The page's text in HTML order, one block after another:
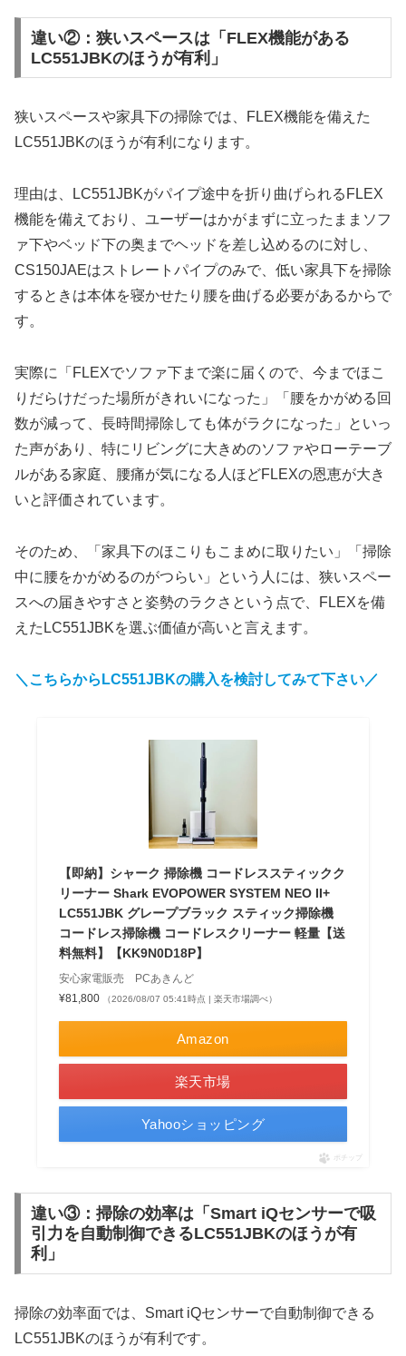
違い②：狭いスペースは「FLEX機能がある
LC551JBKのほうが有利」
狭いスペースや家具下の掃除では、FLEX機能を備えた
LC551JBKのほうが有利になります。
理由は、LC551JBKがパイプ途中を折り曲げられるFLEX
機能を備えており、ユーザーはかがまずに立ったままソフ
ァ下やベッド下の奥までヘッドを差し込めるのに対し、
CS150JAEはストレートパイプのみで、低い家具下を掃除
するときは本体を寝かせたり腰を曲げる必要があるからで
す。
実際に「FLEXでソファ下まで楽に届くので、今までほこ
りだらけだった場所がきれいになった」「腰をかがめる回
数が減って、長時間掃除しても体がラクになった」といっ
た声があり、特にリビングに大きめのソファやローテーブ
ルがある家庭、腰痛が気になる人ほどFLEXの恩恵が大き
いと評価されています。
そのため、「家具下のほこりもこまめに取りたい」「掃除
中に腰をかがめるのがつらい」という人には、狭いスペー
スへの届きやすさと姿勢のラクさという点で、FLEXを備
えたLC551JBKを選ぶ価値が高いと言えます。
＼こちらからLC551JBKの購入を検討してみて下さい／
【即納】シャーク 掃除機 コードレススティックク
リーナー Shark EVOPOWER SYSTEM NEO II+
LC551JBK グレープブラック スティック掃除機
コードレス掃除機 コードレスクリーナー 軽量【送
料無料】【KK9N0D18P】
安心家電販売 PCあきんど
¥81,800
（2026/08/07 05:41時点 | 楽天市場調べ）
Amazon
楽天市場
Yahooショッピング
ポチップ
違い③：掃除の効率は「Smart iQセンサーで吸
引力を自動制御できるLC551JBKのほうが有
利」
掃除の効率面では、Smart iQセンサーで自動制御できる
LC551JBKのほうが有利です。